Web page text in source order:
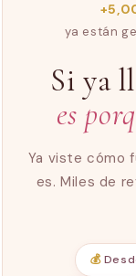
ya están
Si ya
es
Ya viste cómo
es. Miles de
💰